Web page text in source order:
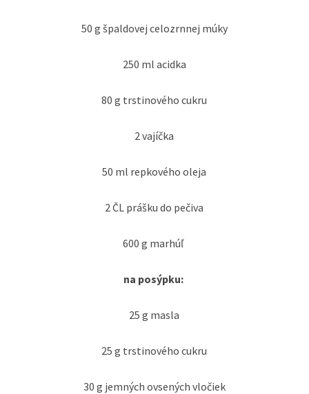
50 g špaldovej celozrnnej múky
250 ml acidka
80 g trstinového cukru
2 vajíčka
50 ml repkového oleja
2 ČL prášku do pečiva
600 g marhúľ
na posýpku:
25 g masla
25 g trstinového cukru
30 g jemných ovsených vločiek